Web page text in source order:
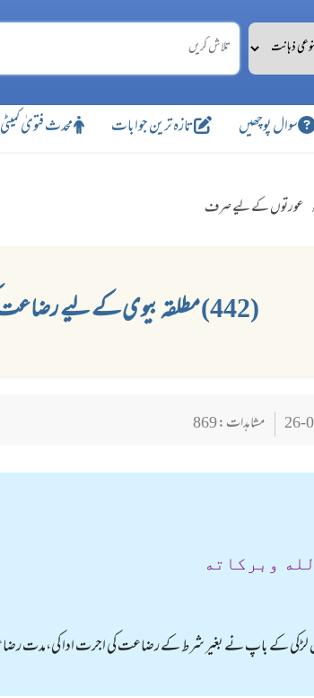
سوال پوچھیں تازہ ترین جوابات محدث فتویٰ کمیٹی
عورتوں کے لیے صرف
(442) مطلقہ بیوی کے لیے رضاعت کی اجرت
مشاہدات : 869
وبركاته
لڑکی کے باپ نے بغیر شرط کے رضاعت کی اجرت ادا کی،مدت